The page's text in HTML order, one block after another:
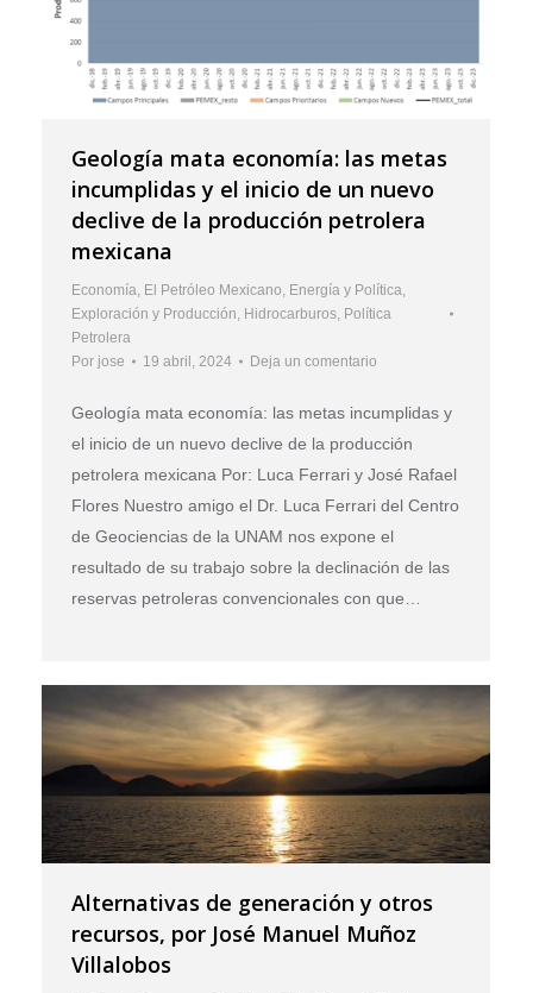
Geología mata economía: las metas
incumplidas y el inicio de un nuevo
declive de la producción petrolera
mexicana
Economía El Petróleo Mexicano Energía y Política
Exploración y Producción Hidrocarburos Política
Petrolera
Por jose 19 abril, 2024 Deja un comentario
Geología mata economía: las metas incumplidas y
el inicio de un nuevo declive de la producción
petrolera mexicana Por: Luca Ferrari y José Rafael
Flores Nuestro amigo el Dr. Luca Ferrari del Centro
de Geociencias de la UNAM nos expone el
resultado de su trabajo sobre la declinación de las
reservas petroleras convencionales con que…
Alternativas de generación y otros
recursos, por José Manuel Muñoz
Villalobos